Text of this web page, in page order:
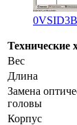
Технические
Вес
Длина
Замена
головы
Корпус